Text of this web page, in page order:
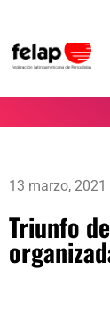
13 marzo, 2021
Triunfo